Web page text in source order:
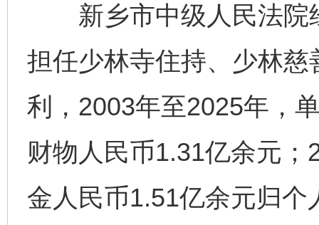
新乡市中级人民法院
担任少林寺住持、少林
利，2003年至2025年，
财物人民币1.31亿余元
金人民币1.51亿余元归